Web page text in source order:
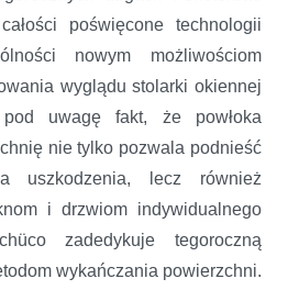
poświęcone technologii
nowym możliwościom
wyglądu stolarki okiennej
uwagę fakt, że powłoka
nie tylko pozwala podnieść
uszkodzenia, lecz również
i drzwiom indywidualnego
zadedykuje tegoroczną
wykańczania powierzchni.